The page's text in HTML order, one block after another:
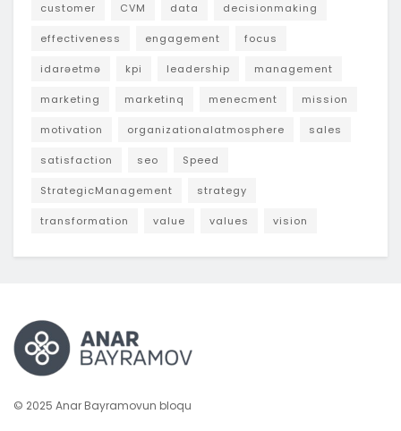
customer CVM data decisionmaking
effectiveness engagement focus
idarəetmə kpi leadership management
marketing marketinq menecment mission
motivation organizationalatmosphere sales
satisfaction seo Speed
StrategicManagement strategy
transformation value values vision
© 2025 Anar Bayramovun bloqu